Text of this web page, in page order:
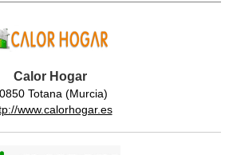
Calor Hogar
Totana (Murcia)
www.calorhogar.es